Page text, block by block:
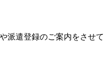
遣登録のご案内をさせて